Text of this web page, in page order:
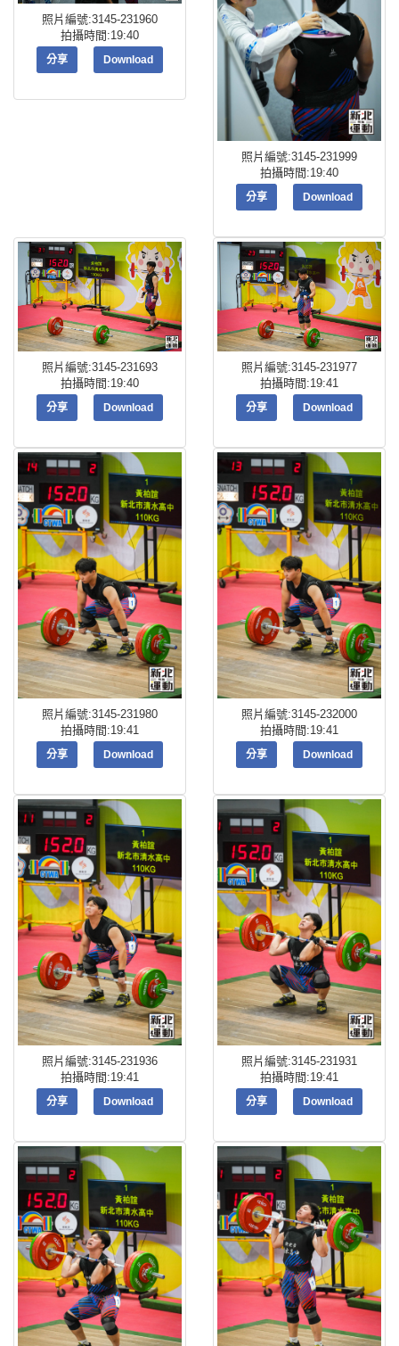
照片編號:3145-231960
拍攝時間:19:40
分享 Download
照片編號:3145-231999
拍攝時間:19:40
分享 Download
照片編號:3145-231693
拍攝時間:19:40
分享 Download
照片編號:3145-231977
拍攝時間:19:41
分享 Download
照片編號:3145-231980
拍攝時間:19:41
分享 Download
照片編號:3145-232000
拍攝時間:19:41
分享 Download
照片編號:3145-231936
拍攝時間:19:41
分享 Download
照片編號:3145-231931
拍攝時間:19:41
分享 Download